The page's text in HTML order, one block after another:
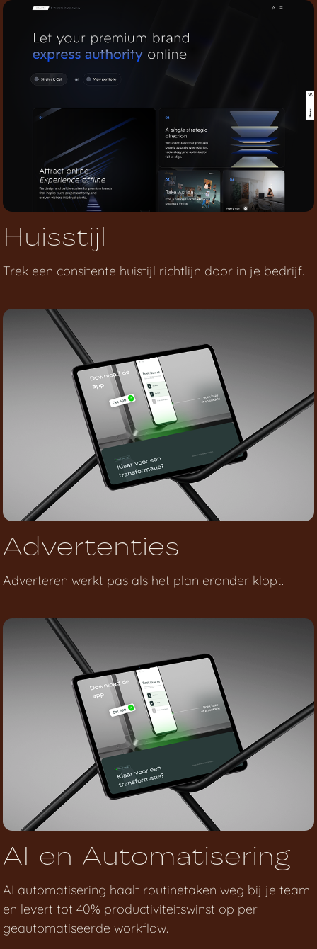
Huisstijl
Trek een consitente huistijl richtlijn door in je bedrijf.
Advertenties
Adverteren werkt pas als het plan eronder klopt.
AI en Automatisering
AI automatisering haalt routinetaken weg bij je team
en levert tot 40% productiviteitswinst op per
geautomatiseerde workflow.